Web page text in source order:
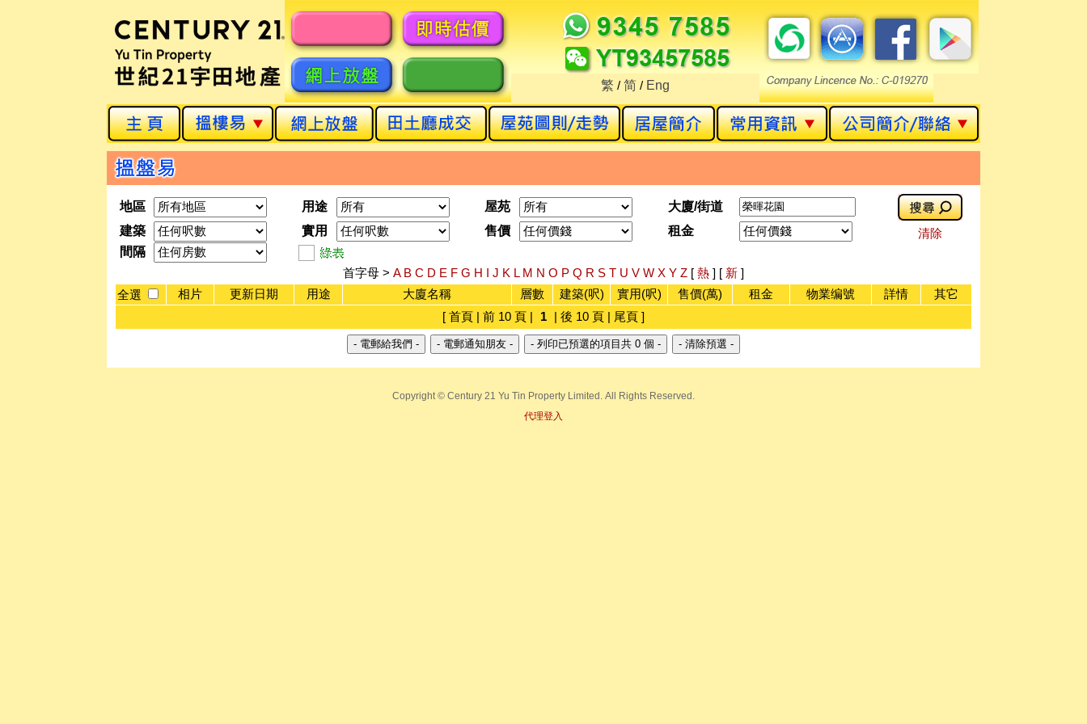
繁 / 简 / Eng
地區 用途 屋苑
大廈/街道
建築
實用 售價 租金
清除
間隔
首字母 > A B C D E F G H I J K L M N O P Q R S T U V W X Y Z [ 熱 ] [ 新 ]
全選
相片 更新日期 用途 大廈名稱 層數 建築(呎) 實用(呎) 售價(萬) 租金 物業编號 詳情
其它
[ 首頁 | 前 10 頁 |
1 | 後 10 頁 | 尾頁 ]
Copyright © Century 21 Yu Tin Property Limited. All Rights Reserved.
代理登入